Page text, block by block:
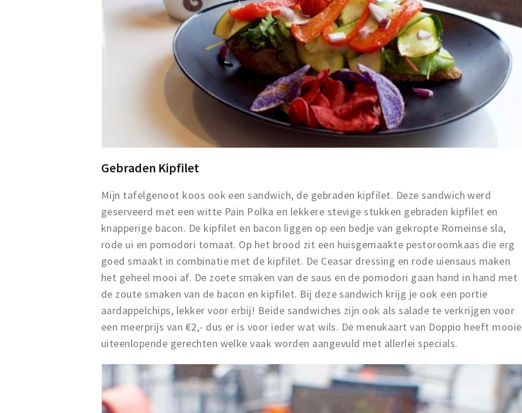
Gebraden Kipfilet
Mijn tafelgenoot koos ook een sandwich, de gebraden kipfilet. Deze sandwich werd
geserveerd met een witte Pain Polka en lekkere stevige stukken gebraden kipfilet en
knapperige bacon. De kipfilet en bacon liggen op een bedje van gekropte Romeinse sla,
rode ui en pomodori tomaat. Op het brood zit een huisgemaakte pestoroomkaas die erg
goed smaakt in combinatie met de kipfilet. De Ceasar dressing en rode uiensaus maken
het geheel mooi af. De zoete smaken van de saus en de pomodori gaan hand in hand met
de zoute smaken van de bacon en kipfilet. Bij deze sandwich krijg je ook een portie
aardappelchips, lekker voor erbij! Beide sandwiches zijn ook als salade te verkrijgen voor
een meerprijs van €2,- dus er is voor ieder wat wils. De menukaart van Doppio heeft mooie
uiteenlopende gerechten welke vaak worden aangevuld met allerlei specials.